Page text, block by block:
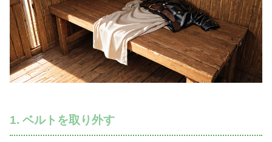
1. ベルトを取り外す